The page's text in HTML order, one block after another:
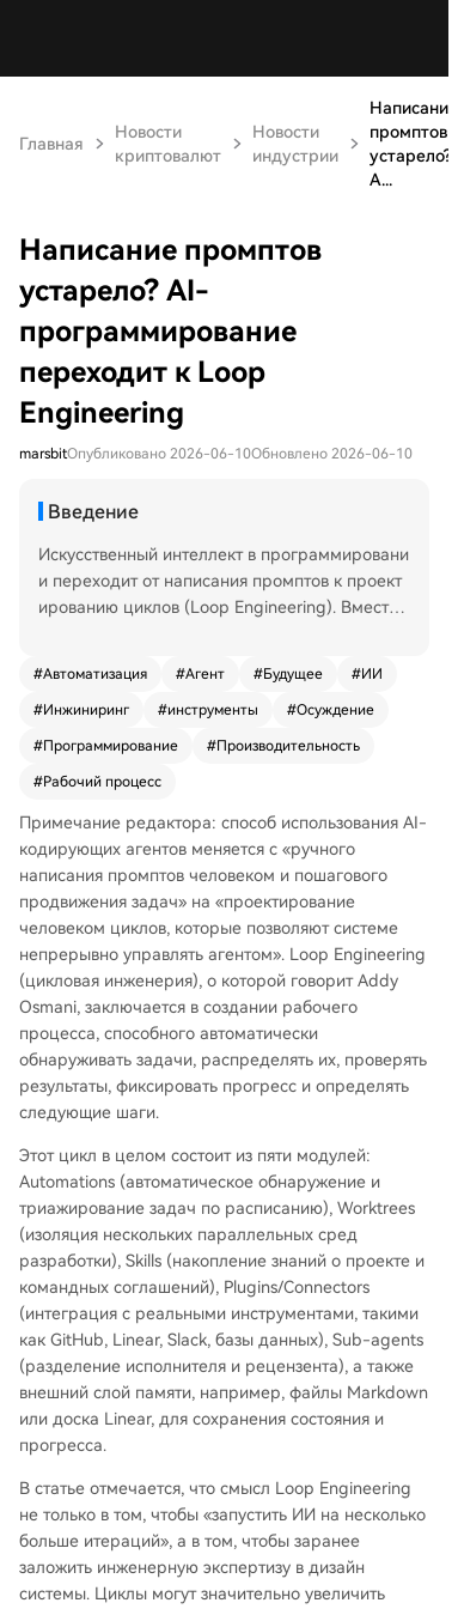
Главная
Новости
криптовалют
Новости
индустрии
Написание
промптов
устарело?
A...
Написание промптов
устарело? AI-
программирование
переходит к Loop
Engineering
marsbitОпубликовано 2026-06-10Обновлено 2026-06-10
Введение
Искусственный интеллект в программировани
и переходит от написания промптов к проект
ированию циклов (Loop Engineering). Вместо т
ая автоматически обнаруживает задачи, расп
ределяет их, проверяет результаты и определ
яет следующие действия. Такой цикл состоит
и для планирования задач, рабочих деревьев
для изоляции сред, навыков для сохранения з
наний проекта, плагинов для интеграции с ин
струментами и под-агентов для разделения р
олей исполнителя и проверяющего. Внешняя
память (например, файлы или доски задач) с
охраняет состояние. Хотя циклы повышают эф
фективность, они не заменяют необходимость
проверки, понимания кода и инженерных суж
дений. Риск заключается не в использовании
автоматизации, а в том, чтобы полагаться на н
ее как на предлог избегать глубокого понима
ния системы. Ключевым навыком будущего ст
яемых рабочих процессов для агентов, а не п
росто создание промптов.
#Автоматизация #Агент #Будущее #ИИ
#Инжиниринг #инструменты #Осуждение
#Программирование #Производительность
#Рабочий процесс
Примечание редактора: способ использования AI-
кодирующих агентов меняется с «ручного
написания промптов человеком и пошагового
продвижения задач» на «проектирование
человеком циклов, которые позволяют системе
непрерывно управлять агентом». Loop Engineering
(цикловая инженерия), о которой говорит Addy
Osmani, заключается в создании рабочего
процесса, способного автоматически
обнаруживать задачи, распределять их, проверять
результаты, фиксировать прогресс и определять
следующие шаги.
Этот цикл в целом состоит из пяти модулей:
Automations (автоматическое обнаружение и
триажирование задач по расписанию), Worktrees
(изоляция нескольких параллельных сред
разработки), Skills (накопление знаний о проекте и
командных соглашений), Plugins/Connectors
(интеграция с реальными инструментами, такими
как GitHub, Linear, Slack, базы данных), Sub-agents
(разделение исполнителя и рецензента), а также
внешний слой памяти, например, файлы Markdown
или доска Linear, для сохранения состояния и
прогресса.
В статье отмечается, что смысл Loop Engineering
не только в том, чтобы «запустить ИИ на несколько
больше итераций», а в том, чтобы заранее
заложить инженерную экспертизу в дизайн
системы. Циклы могут значительно увеличить